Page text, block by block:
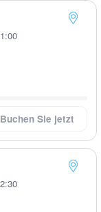
Buchen Sie jetzt